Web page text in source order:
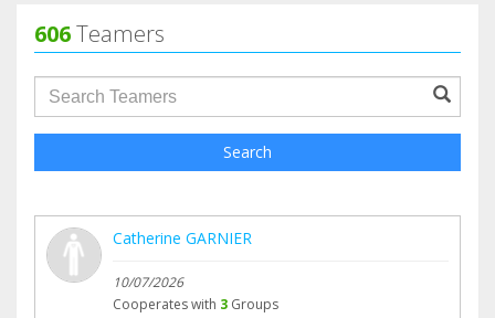
606Teamers
groupProfile.searchForm.search.text???
Search
Catherine GARNIER
10/07/2026
Cooperates with 3 Groups